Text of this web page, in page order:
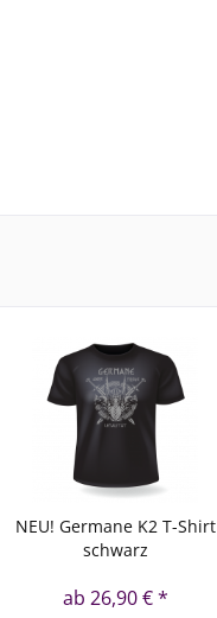
NEU! Germane K2 T-Shirt
schwarz
ab 26,90 € *